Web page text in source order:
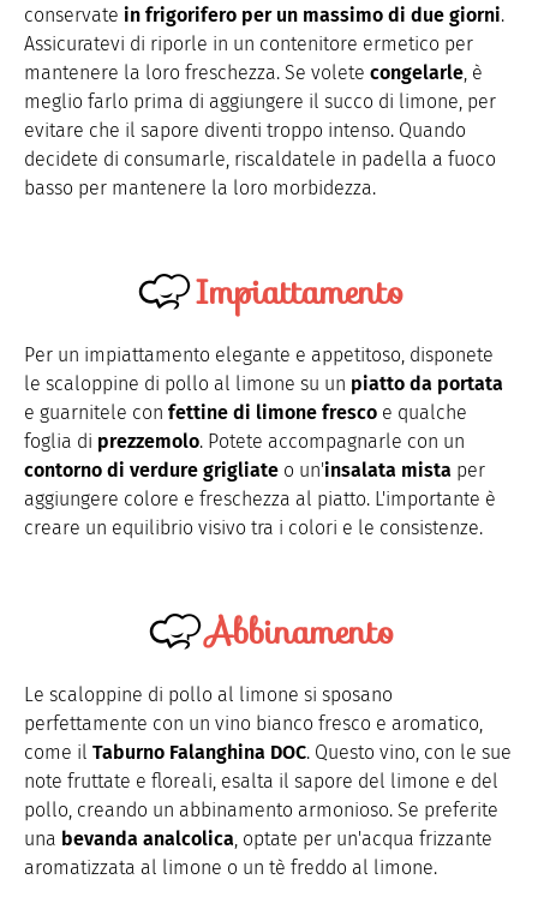
conservate in frigorifero per un massimo di due giorni.
Assicuratevi di riporle in un contenitore ermetico per
mantenere la loro freschezza. Se volete congelarle, è
meglio farlo prima di aggiungere il succo di limone, per
evitare che il sapore diventi troppo intenso. Quando
decidete di consumarle, riscaldatele in padella a fuoco
basso per mantenere la loro morbidezza.
Impiattamento
Per un impiattamento elegante e appetitoso, disponete
le scaloppine di pollo al limone su un piatto da portata
e guarnitele con fettine di limone fresco e qualche
foglia di prezzemolo. Potete accompagnarle con un
contorno di verdure grigliate o un'insalata mista per
aggiungere colore e freschezza al piatto. L'importante è
creare un equilibrio visivo tra i colori e le consistenze.
Abbinamento
Le scaloppine di pollo al limone si sposano
perfettamente con un vino bianco fresco e aromatico,
come il Taburno Falanghina DOC. Questo vino, con le sue
note fruttate e floreali, esalta il sapore del limone e del
pollo, creando un abbinamento armonioso. Se preferite
una bevanda analcolica, optate per un'acqua frizzante
aromatizzata al limone o un tè freddo al limone.